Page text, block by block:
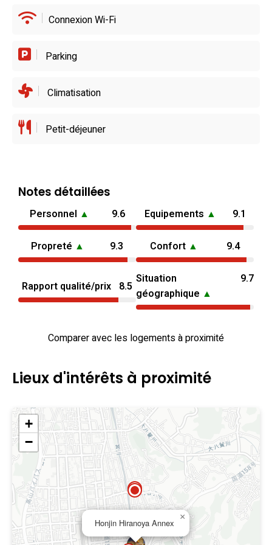
Connexion Wi-Fi
Parking
Climatisation
Petit-déjeuner
Notes détaillées
Personnel ▲ 9.6 Equipements ▲ 9.1
Propreté ▲ 9.3 Confort ▲ 9.4
Rapport qualité/prix 8.5
Situation
géographique ▲
9.7
Comparer avec les logements à proximité
Lieux d'intérêts à proximité
Honjin Hiranoya Annex
×
+
−